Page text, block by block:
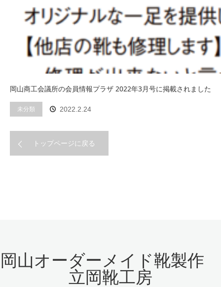
岡山商工会議所の会員情報プラザ 2022年3月号に掲載されました
未分類 2022.2.24
トップページに戻る
岡山オーダーメイド靴製作
立岡靴工房